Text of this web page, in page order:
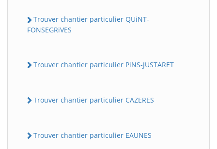
Trouver chantier particulier QUiNT-
FONSEGRiVES
Trouver chantier particulier PiNS-JUSTARET
Trouver chantier particulier CAZERES
Trouver chantier particulier EAUNES